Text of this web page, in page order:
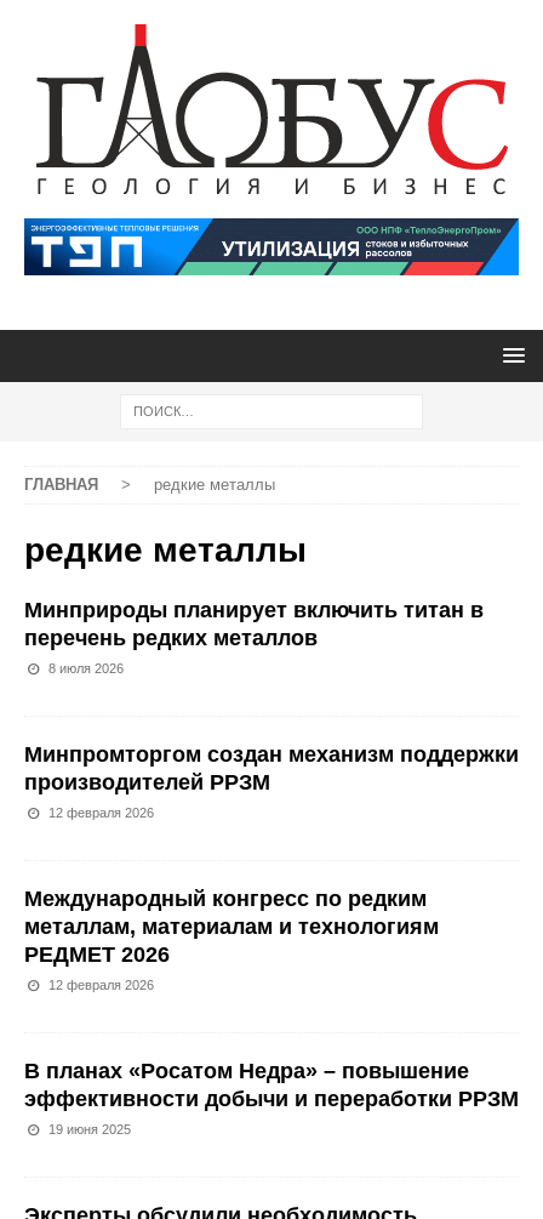
ГЛАВНАЯ > редкие металлы
редкие металлы
Минприроды планирует включить титан в
перечень редких металлов
8 июля 2026
Минпромторгом создан механизм поддержки
производителей РРЗМ
12 февраля 2026
Международный конгресс по редким
металлам, материалам и технологиям
РЕДМЕТ 2026
12 февраля 2026
В планах «Росатом Недра» – повышение
эффективности добычи и переработки РРЗМ
19 июня 2025